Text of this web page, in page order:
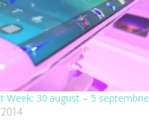
Week: 30 august – 5 septembrie